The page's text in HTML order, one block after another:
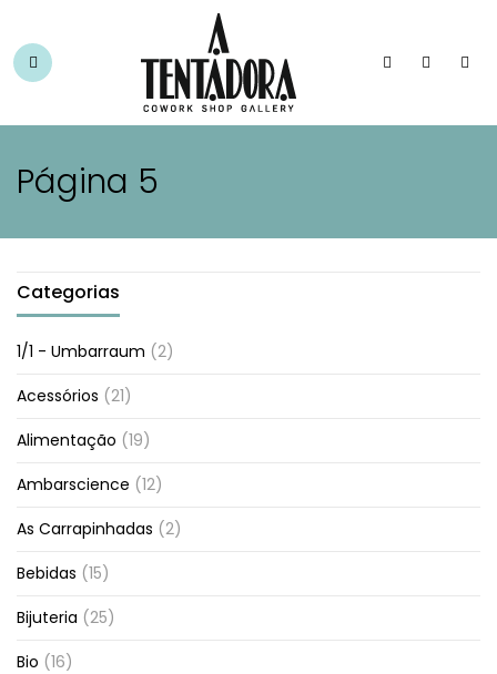
Página 5
Categorias
1/1 - Umbarraum (2)
Acessórios (21)
Alimentação (19)
Ambarscience (12)
As Carrapinhadas (2)
Bebidas (15)
Bijuteria (25)
Bio (16)